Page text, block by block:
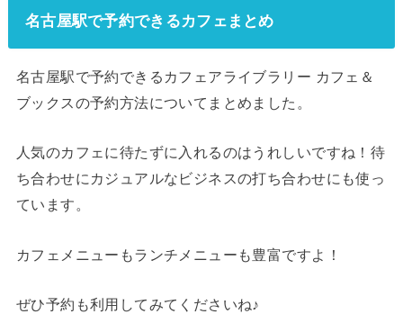
名古屋駅で予約できるカフェまとめ
名古屋駅で予約できるカフェアライブラリー カフェ＆
ブックスの予約方法についてまとめました。
人気のカフェに待たずに入れるのはうれしいですね！待
ち合わせにカジュアルなビジネスの打ち合わせにも使っ
ています。
カフェメニューもランチメニューも豊富ですよ！
ぜひ予約も利用してみてくださいね♪